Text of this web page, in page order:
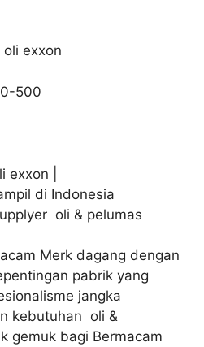
500
exxon |
di Indonesia
oli & pelumas
Merk dagang dengan
pabrik yang
jangka
kebutuhan oli &
gemuk bagi Bermacam